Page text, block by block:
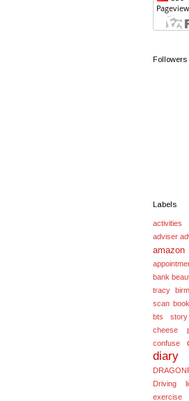
Followers
Labels
activities
adviser
amazon
bank
tracy
scan book
bts story
cheese
confuse
diary
Driving
exercise